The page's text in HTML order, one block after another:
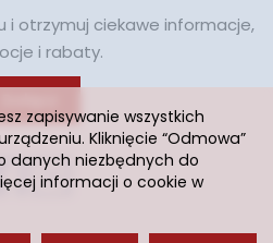
i otrzymuj ciekawe informacje,
i rabaty.
zapisywanie wszystkich
Kliknięcie “Odmowa”
danych niezbędnych do
informacji o cookie w